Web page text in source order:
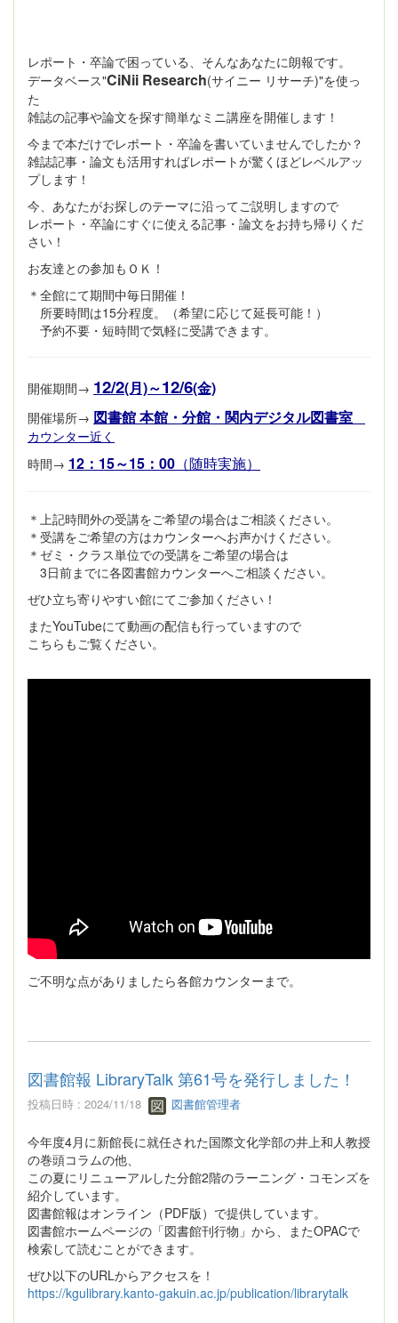
レポート・卒論で困っている、そんなあなたに朗報です。
データベース"CiNii Research(サイニー リサーチ)"を使っ
た
雑誌の記事や論文を探す簡単なミニ講座を開催します！
今まで本だけでレポート・卒論を書いていませんでしたか？
雑誌記事・論文も活用すればレポートが驚くほどレベルアッ
プします！
今、あなたがお探しのテーマに沿ってご説明しますので
レポート・卒論にすぐに使える記事・論文をお持ち帰りくだ
さい！
お友達との参加もＯＫ！
＊全館にて期間中毎日開催！
所要時間は15分程度。（希望に応じて延長可能！）
予約不要・短時間で気軽に受講できます。
開催期間→ 12/2(月)～12/6(金)
開催場所→ 図書館 本館・分館・関内デジタル図書室
カウンター近く
時間→ 12：15～15：00 （随時実施）
＊上記時間外の受講をご希望の場合はご相談ください。
＊受講をご希望の方はカウンターへお声かけください。
＊ゼミ・クラス単位での受講をご希望の場合は
3日前までに各図書館カウンターへご相談ください。
ぜひ立ち寄りやすい館にてご参加ください！
またYouTubeにて動画の配信も行っていますので
こちらもご覧ください。
ご不明な点がありましたら各館カウンターまで。
図書館報 LibraryTalk 第61号を発行しました！
投稿日時 : 2024/11/18 図書館管理者
今年度4月に新館長に就任された国際文化学部の井上和人教授
の巻頭コラムの他、
この夏にリニューアルした分館2階のラーニング・コモンズを
紹介しています。
図書館報はオンライン（PDF版）で提供しています。
図書館ホームページの「図書館刊行物」から、またOPACで
検索して読むことができます。
ぜひ以下のURLからアクセスを！
https://kgulibrary.kanto-gakuin.ac.jp/publication/librarytalk